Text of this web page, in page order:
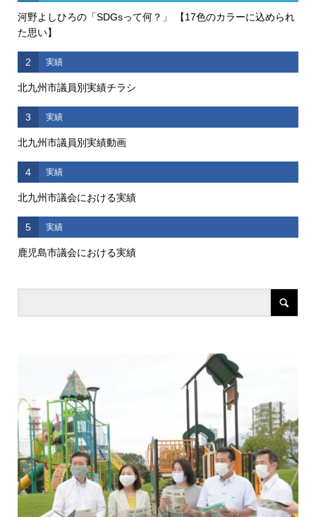
河野よしひろの「SDGsって何？」 【17色のカラーに込められ
た思い】
2 実績
北九州市議員別実績チラシ
3 実績
北九州市議員別実績動画
4 実績
北九州市議会における実績
5 実績
鹿児島市議会における実績